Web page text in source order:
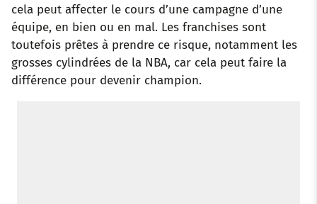
k p s
t
n
cela peut affecter le cours d’une campagne d’une
équipe, en bien ou en mal. Les franchises sont
toutefois prêtes à prendre ce risque, notamment les
grosses cylindrées de la NBA, car cela peut faire la
différence pour devenir champion.